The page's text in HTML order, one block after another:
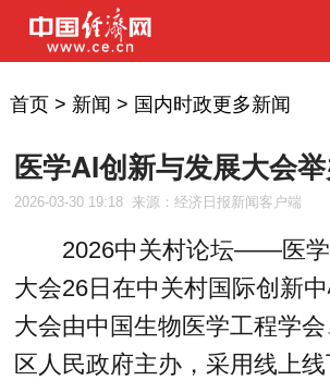
首页> 新闻 > 国内时政更多新闻
医学AI创新与发展大会
2026-03-30 19:18 来源：经济日报新闻客户端
2026中关村论坛——医
大会26日在中关村国际创新
大会由中国生物医学工程学
区人民政府主办，采用线上